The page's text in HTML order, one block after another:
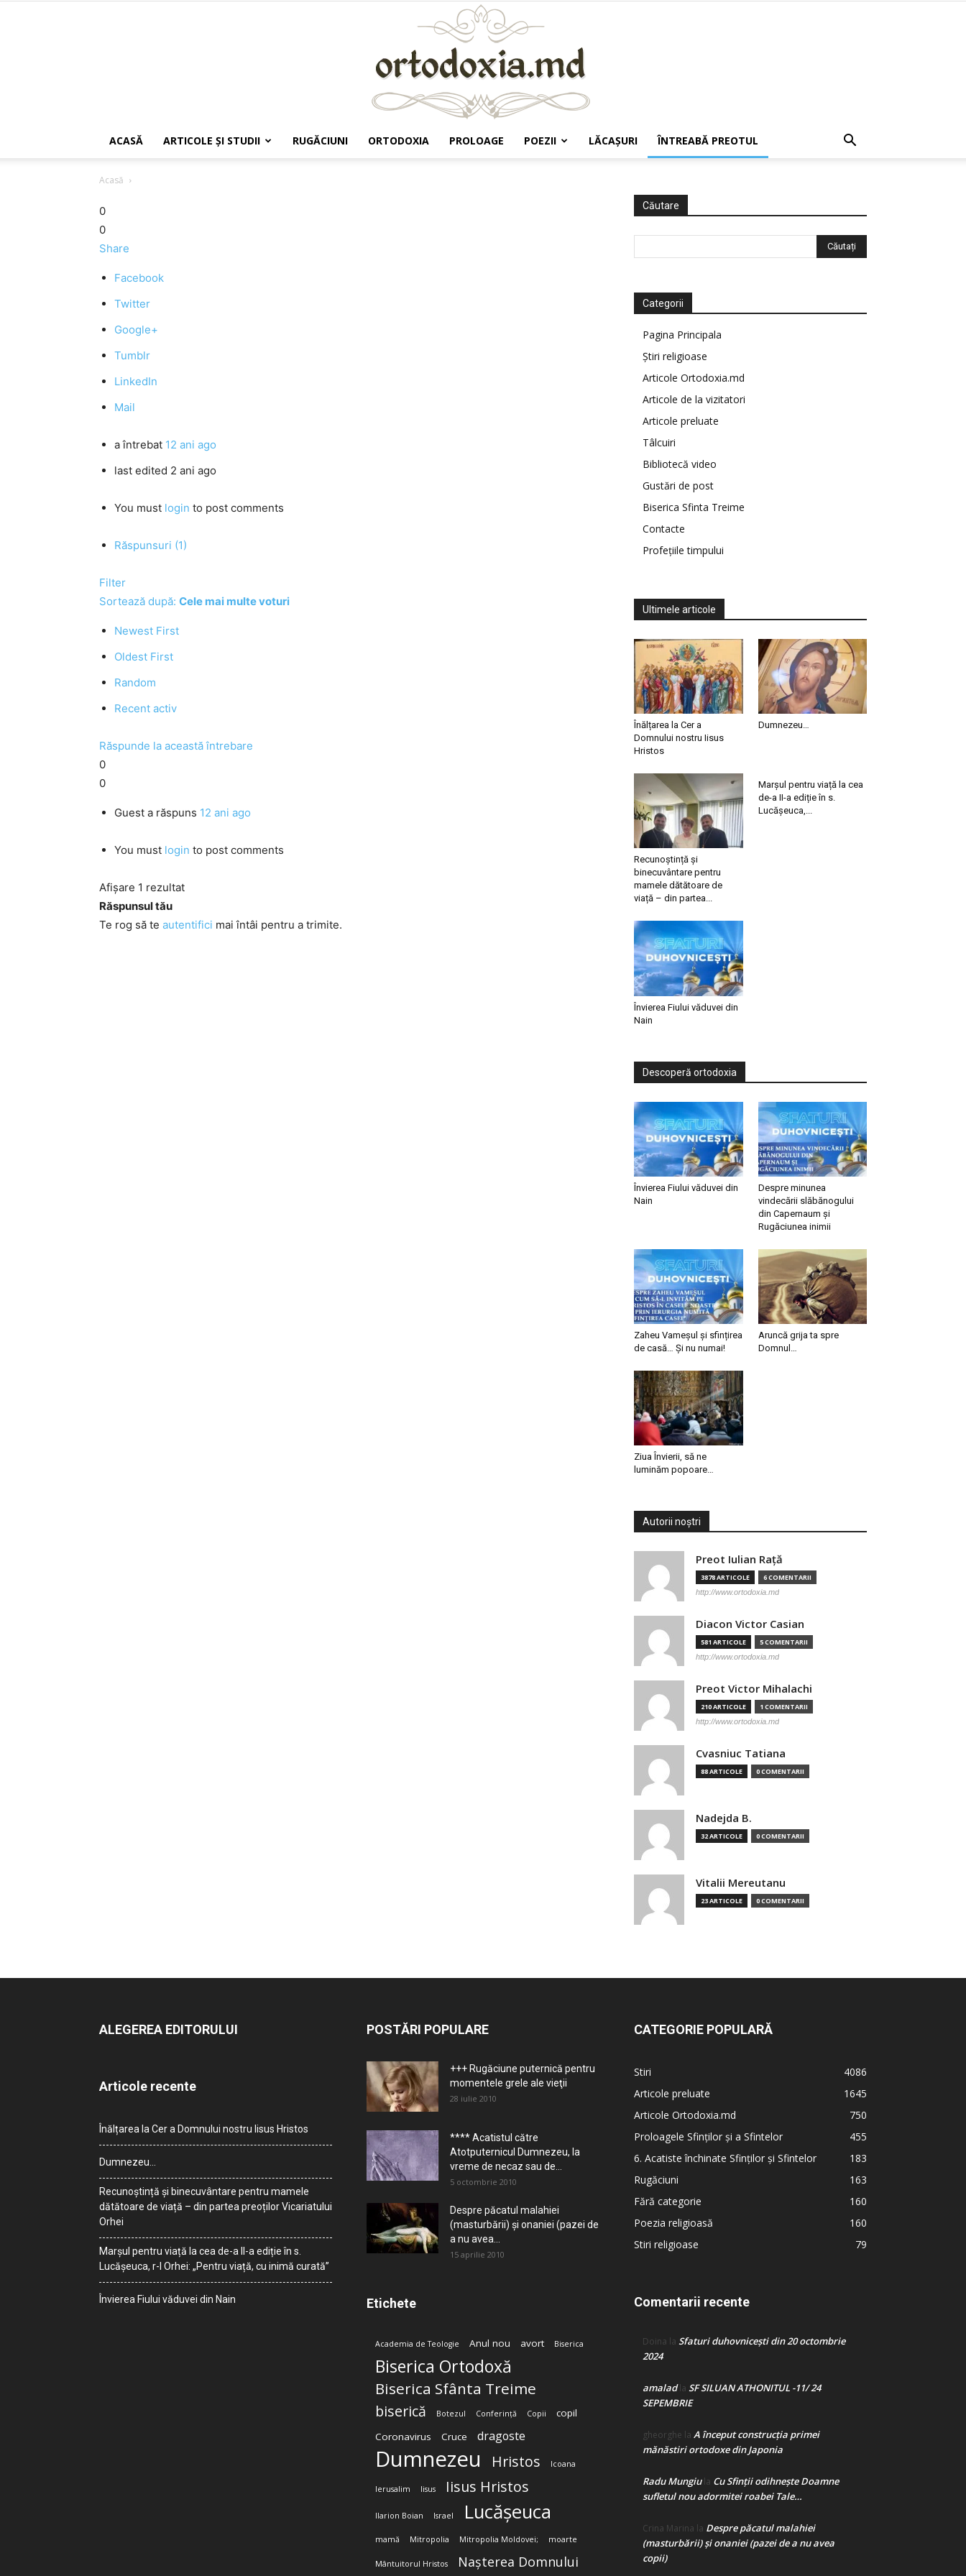
ACASĂ ARTICOLE ŞI STUDII RUGĂCIUNI ORTODOXIA PROLOAGE POEZII LĂCAŞURI ÎNTREABĂ PREOTUL
Acasă
0
0
Share
Facebook
Twitter
Google+
Tumblr
LinkedIn
Mail
a întrebat 12 ani ago
last edited 2 ani ago
You must login to post comments
Răspunsuri (1)
Filter
Sortează după: Cele mai multe voturi
Newest First
Oldest First
Random
Recent activ
Răspunde la această întrebare
0
0
Guest a răspuns 12 ani ago
You must login to post comments
Afișare 1 rezultat
Răspunsul tău
Te rog să te autentifici mai întâi pentru a trimite.
Căutare
Categorii
Pagina Principala
Știri religioase
Articole Ortodoxia.md
Articole de la vizitatori
Articole preluate
Tâlcuiri
Bibliotecă video
Gustări de post
Biserica Sfinta Treime
Contacte
Profețiile timpului
Ultimele articole
Înălțarea la Cer a
Domnului nostru Iisus
Hristos
Dumnezeu…
Recunoștință și
binecuvântare pentru
mamele dătătoare de
viață – din partea...
Marșul pentru viață la cea
de-a II-a ediție în s.
Lucășeuca,...
Învierea Fiului văduvei din
Nain
Descoperă ortodoxia
Învierea Fiului văduvei din
Nain
Despre minunea
vindecării slăbănogului
din Capernaum și
Rugăciunea inimii
Zaheu Vameșul și sfințirea
de casă… Și nu numai!
Aruncă grija ta spre
Domnul…
Ziua Învierii, să ne
luminăm popoare…
Autorii noștri
Preot Iulian Raţă
3878 ARTICOLE 6 COMENTARII
http://www.ortodoxia.md
Diacon Victor Casian
581 ARTICOLE 5 COMENTARII
http://www.ortodoxia.md
Preot Victor Mihalachi
210 ARTICOLE 1 COMENTARII
http://www.ortodoxia.md
Cvasniuc Tatiana
88 ARTICOLE 0 COMENTARII
Nadejda B.
32 ARTICOLE 0 COMENTARII
Vitalii Mereutanu
23 ARTICOLE 0 COMENTARII
ALEGEREA EDITORULUI
Articole recente
Înălțarea la Cer a Domnului nostru Iisus Hristos
Dumnezeu…
Recunoștință și binecuvântare pentru mamele
dătătoare de viață – din partea preoților Vicariatului
Orhei
Marșul pentru viață la cea de-a II-a ediție în s.
Lucășeuca, r-l Orhei: „Pentru viață, cu inimă curată”
Învierea Fiului văduvei din Nain
POSTĂRI POPULARE
+++ Rugăciune puternică pentru
momentele grele ale vieţii
28 iulie 2010
**** Acatistul către
Atotputernicul Dumnezeu, la
vreme de necaz sau de...
5 octombrie 2010
Despre păcatul malahiei
(masturbării) şi onaniei (pazei de
a nu avea...
15 aprilie 2010
Etichete
Academia de Teologie Anul nou avort Biserica
Biserica Ortodoxă
Biserica Sfânta Treime
biserică Botezul Conferință Copii
copil
Coronavirus
Cruce dragoste
Dumnezeu Hristos Icoana
Ierusalim Iisus Iisus Hristos
Ilarion Boian Israel Lucășeuca
mamă Mitropolia Mitropolia Moldovei; moarte
Mântuitorul Hristos Nașterea Domnului
CATEGORIE POPULARĂ
Stiri
4086
Articole preluate
1645
Articole Ortodoxia.md
750
Proloagele Sfinților și a Sfintelor
455
6. Acatiste închinate Sfinților și Sfintelor
183
Rugăciuni
163
Fără categorie
160
Poezia religioasă
160
Stiri religioase
79
Comentarii recente
Doina la Sfaturi duhovnicești din 20 octombrie
2024
amaladla SF SILUAN ATHONITUL -11/ 24
SEPEMBRIE
gheorghe la A început construcţia primei
mănăstiri ortodoxe din Japonia
Radu Mungiula Cu Sfinții odihnește Doamne
sufletul nou adormitei roabei Tale…
Crina Marina la Despre păcatul malahiei
(masturbării) şi onaniei (pazei de a nu avea
copii)